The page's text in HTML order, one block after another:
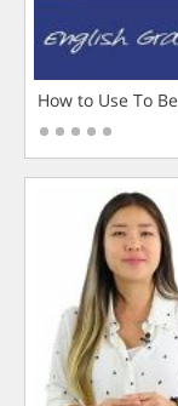
How to Use To